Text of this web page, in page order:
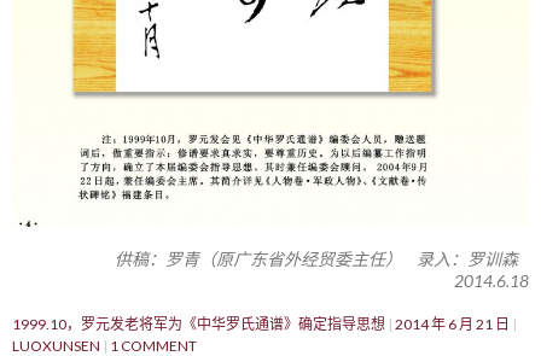
供稿：罗青（原广东省外经贸委主任） 录入：罗训森
2014.6.18
1999.10，罗元发老将军为《中华罗氏通谱》确定指导思想 2014 年 6 月 21 日
LUOXUNSEN
1 COMMENT